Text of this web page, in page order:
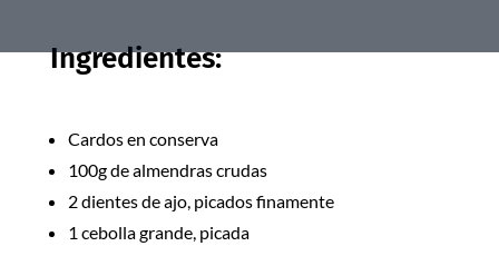
Ingredientes:
Cardos en conserva
100g de almendras crudas
2 dientes de ajo, picados finamente
1 cebolla grande, picada